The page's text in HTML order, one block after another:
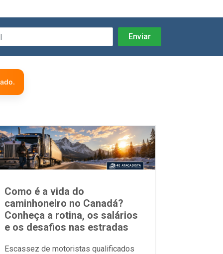
Como é a vida do
caminhoneiro no Canadá?
Conheça a rotina, os salários
e os desafios nas estradas
Escassez de motoristas qualificados